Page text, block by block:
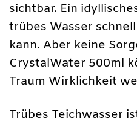
sichtbar. Ein
trübes Wasser
kann. Aber keine
CrystalWater 500ml
Traum Wirklichkeit
Trübes Teichwasser